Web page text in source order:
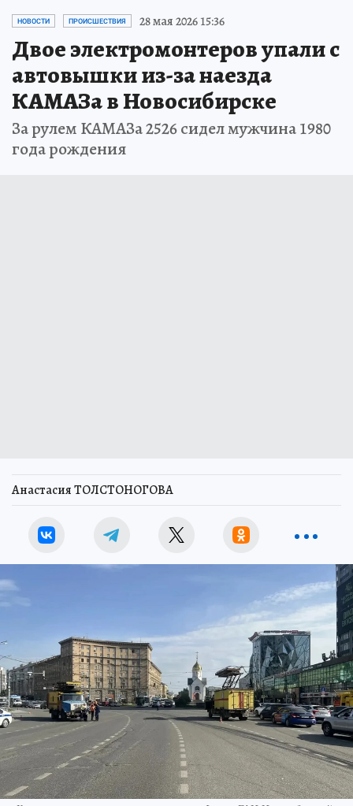
НОВОСТИ ПРОИСШЕСТВИЯ 28 мая 2026 15:36
Двое электромонтеров упали с
автовышки из-за наезда
КАМАЗа в Новосибирске
За рулем КАМАЗа 2526 сидел мужчина 1980
года рождения
Анастасия ТОЛСТОНОГОВА